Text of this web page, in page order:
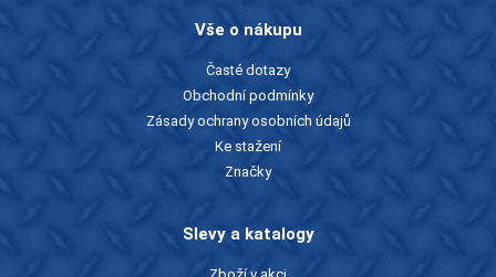
Vše o nákupu
Časté dotazy
Obchodní podmínky
Zásady ochrany osobních údajů
Ke stažení
Značky
Slevy a katalogy